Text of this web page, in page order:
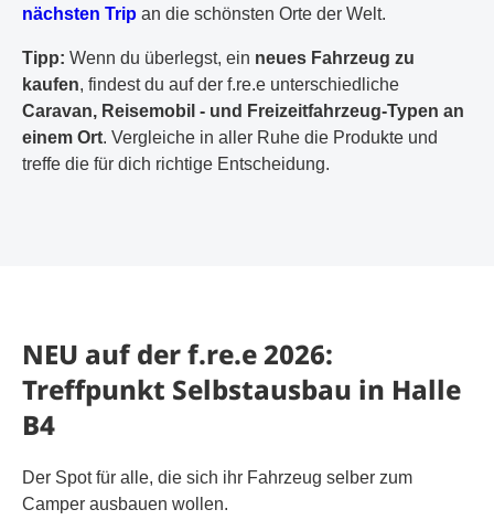
nächsten Trip an die schönsten Orte der Welt.
Tipp: Wenn du überlegst, ein neues Fahrzeug zu
kaufen, findest du auf der f.re.e unterschiedliche
Caravan, Reisemobil - und Freizeitfahrzeug-Typen an
einem Ort. Vergleiche in aller Ruhe die Produkte und
treffe die für dich richtige Entscheidung.
NEU auf der f.re.e 2026:
Treffpunkt Selbstausbau in Halle
B4
Der Spot für alle, die sich ihr Fahrzeug selber zum
Camper ausbauen wollen.